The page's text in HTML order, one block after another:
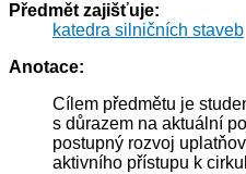
Předmět zajišťuje:
katedra silničních staveb
Anotace:
Cílem předmětu je
s důrazem na aktuální
postupný rozvoj
aktivního přístupu k